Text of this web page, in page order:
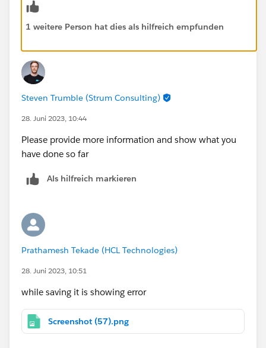
https://trailhead.salesforce.com/trailblazer-
community/feed/0D54S00000PiZnMSAV
community/feed/0D54S00000Pmby1SAB
1 weitere Person hat dies als hilfreich empfunden
Steven Trumble (Strum Consulting)
28. Juni 2023, 10:44
Please provide more information and show what you
have done so far
Als hilfreich markieren
Prathamesh Tekade (HCL Technologies)
28. Juni 2023, 10:51
while saving it is showing error
Screenshot (57).png